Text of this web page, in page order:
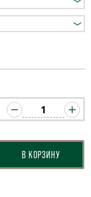
В КОРЗИНУ